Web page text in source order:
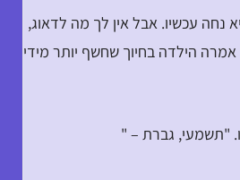
נחה עכשיו. אבל אין לך מה לדאוג,
הילדה בחיוך שחשף יותר מידי
"תשמעי, גברת – "